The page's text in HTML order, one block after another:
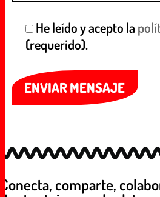
He leído y acepto la
(requerido).
Conecta, comparte,